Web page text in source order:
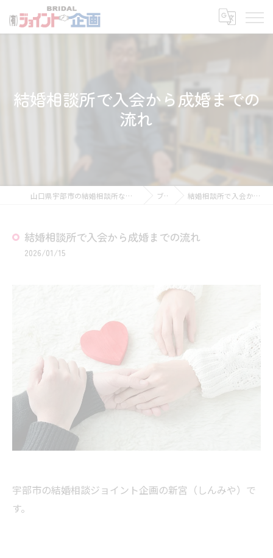
結婚相談所で入会から成婚までの
流れ
山口県宇部市の結婚相談所なら有限会社ジョイント企画 ブログ 結婚相談所で入会から成婚までの流れ
結婚相談所で入会から成婚までの流れ
2026/01/15
宇部市の結婚相談ジョイント企画の新宮（しんみや）で
す。